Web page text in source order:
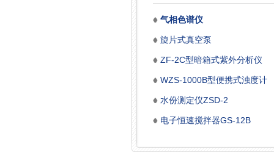
气相色谱仪
旋片式真空泵
ZF-2C型暗箱式紫外分析仪
WZS-1000B型便携式浊度计
水份测定仪ZSD-2
电子恒速搅拌器GS-12B